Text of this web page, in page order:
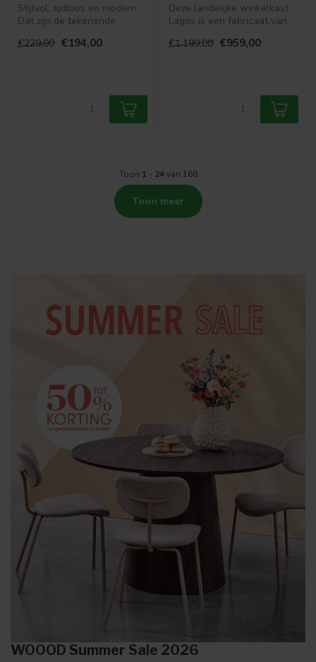
Stijlvol, tijdloos en modern.
Dat zijn de tekenende
meubelserie ...
€229,00 €194,00
.
.
Deze landelijke winkelkast
Lagos is een fabricaat van
WOOOD...
€1.199,00 €959,00
.
.
Toon 1 - 24van 168
Toon meer
WOOOD Summer Sale 2026